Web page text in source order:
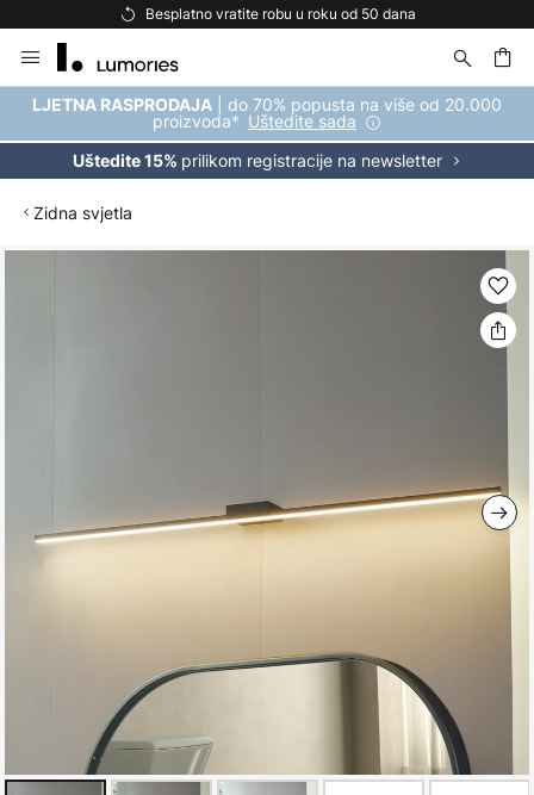
Besplatno vratite robu u roku od 50 dana
to
Content
LJETNA RASPRODAJA | do 70% popusta na više od 20.000
proizvoda* Uštedite sada
Uštedite 15% prilikom registracije na newsletter
Zidna svjetla